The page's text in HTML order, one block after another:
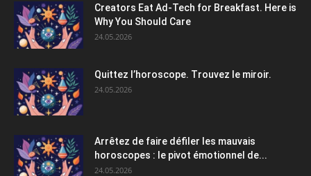
Creators Eat Ad-Tech for Breakfast. Here is
Why You Should Care
24.05.2026
Quittez l’horoscope. Trouvez le miroir.
24.05.2026
Arrêtez de faire défiler les mauvais
horoscopes : le pivot émotionnel de...
24.05.2026